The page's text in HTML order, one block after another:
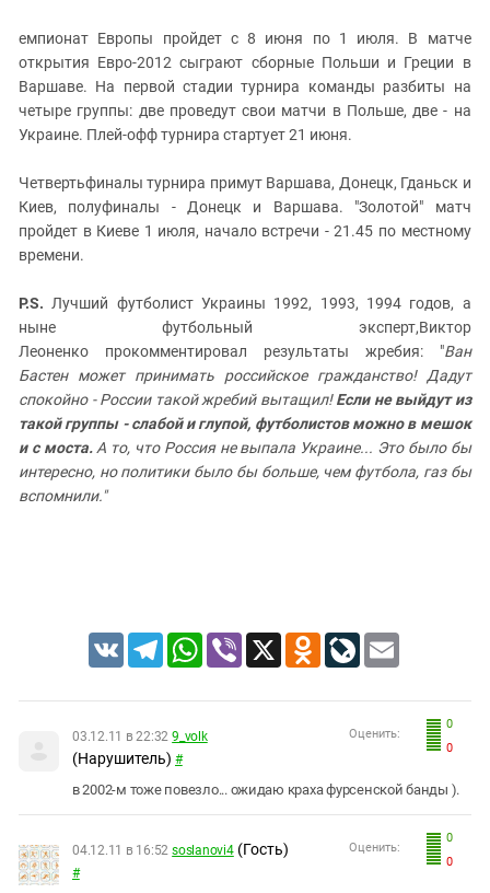
емпионат Европы пройдет с 8 июня по 1 июля. В матче
открытия Евро-2012 сыграют сборные Польши и Греции в
Варшаве. На первой стадии турнира команды разбиты на
четыре группы: две проведут свои матчи в Польше, две - на
Украине. Плей-офф турнира стартует 21 июня.
Четвертьфиналы турнира примут Варшава, Донецк, Гданьск и
Киев, полуфиналы - Донецк и Варшава. "Золотой" матч
пройдет в Киеве 1 июля, начало встречи - 21.45 по местному
времени.
P.S. Лучший футболист Украины 1992, 1993, 1994 годов, а
ныне футбольный эксперт,Виктор
Леоненко прокомментировал результаты жребия: "Ван
Бастен может принимать российское гражданство! Дадут
спокойно - России такой жребий вытащил!Если не выйдут из
такой группы - слабой и глупой, футболистов можно в мешок
и с моста.А то, что Россия не выпала Украине... Это было бы
интересно, но политики было бы больше, чем футбола, газ бы
вспомнили."
VK TelegramWhatsApp
Viber X Odnoklassniki
LiveJournal
Email
0
0
Оценить:
03.12.11 в 22:32 9_volk
(Нарушитель) #
в 2002-м тоже повезло... ожидаю краха фурсенской банды ).
0
0
Оценить:
04.12.11 в 16:52 soslanovi4 (Гость)
#